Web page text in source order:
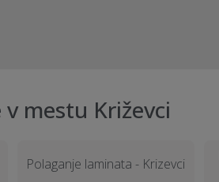
mestu Križevci
Polaganje laminata - Krizevci